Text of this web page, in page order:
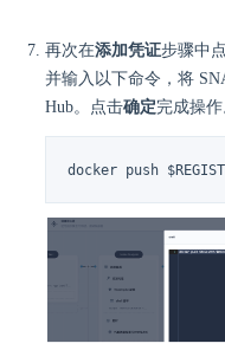
再次在添加凭证步骤中
并输入以下命令，将
Hub。点击确定完成操作
docker push